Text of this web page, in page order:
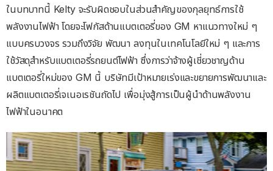
ในบทบาทนี้ Kelty จะรับผิดชอบในส่วนสำคัญของกุลยุทธ์การใช้
พลังงานไฟฟ้า โดยจะโฟกัสด้านแบตเตอรี่ของ GM หาแนวทางใหม่ ๆ
แบบครบวงจร รวมถึงวิจัย พัฒนา ลงทุนในเทคโนโลยีใหม่ ๆ และการ
ใช้วัสดุสำหรับแบตเตอรี่รถยนต์ไฟฟ้า ซึ่งการว่าจ้างผู้เชี่ยวชาญด้าน
แบตเตอรี่ใหม่ของ GM นี้ บริษัทมีเป้าหมายเร่งและขยายการพัฒนาและ
ผลิตแบตเตอรี่เจเนอเรชันถัดไป เพื่อมุ่งสู้การเป็นผู้นำด้านพลังงาน
ไฟฟ้าในอนาคต